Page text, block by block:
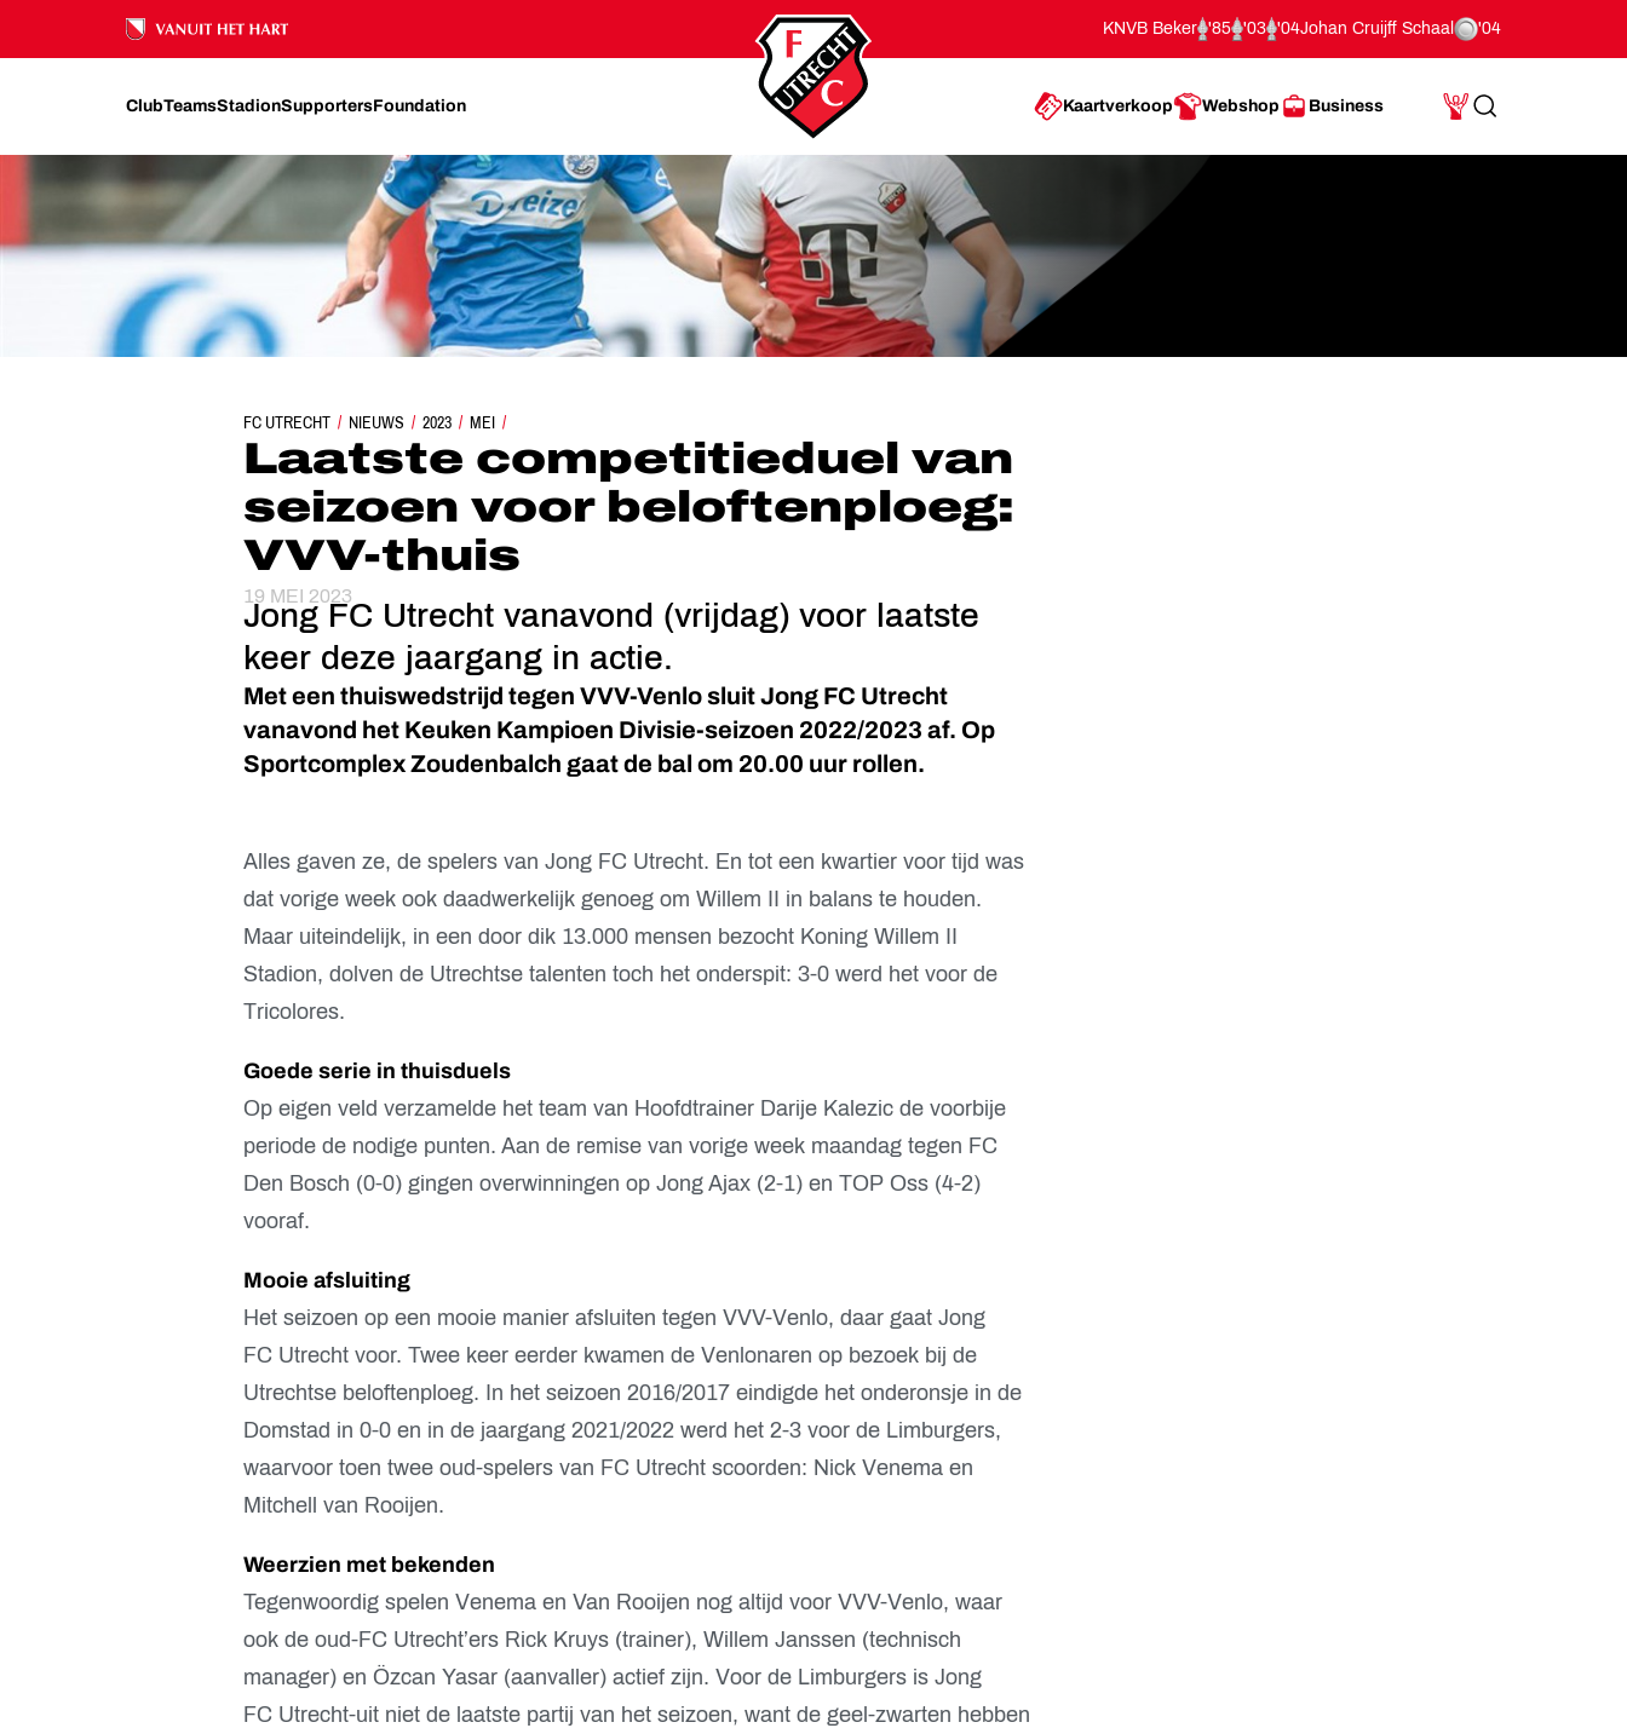
Ons nalatenschap
KNVB Beker '85 '03 '04Johan Cruijff Schaal '04
ClubTeamsStadionSupportersFoundation Kaartverkoop Webshop Business
Mijn Account
Search
FC UTRECHT NIEUWS 2023 MEI
LAATSTE COMPETITIEDUEL VAN SEIZOEN VOOR BELOFTENPLOEG: VVV-THUIS
Laatste competitieduel van
seizoen voor beloftenploeg:
VVV-thuis
19 MEI 2023
Jong FC Utrecht vanavond (vrijdag) voor laatste
keer deze jaargang in actie.
Met een thuiswedstrijd tegen VVV-Venlo sluit Jong FC Utrecht
vanavond het Keuken Kampioen Divisie-seizoen 2022/2023 af. Op
Sportcomplex Zoudenbalch gaat de bal om 20.00 uur rollen.
Alles gaven ze, de spelers van Jong FC Utrecht. En tot een kwartier voor tijd was
dat vorige week ook daadwerkelijk genoeg om Willem II in balans te houden.
Maar uiteindelijk, in een door dik 13.000 mensen bezocht Koning Willem II
Stadion, dolven de Utrechtse talenten toch het onderspit: 3-0 werd het voor de
Tricolores.
Goede serie in thuisduels
Op eigen veld verzamelde het team van Hoofdtrainer Darije Kalezic de voorbije
periode de nodige punten. Aan de remise van vorige week maandag tegen FC
Den Bosch (0-0) gingen overwinningen op Jong Ajax (2-1) en TOP Oss (4-2)
vooraf.
Mooie afsluiting
Het seizoen op een mooie manier afsluiten tegen VVV-Venlo, daar gaat Jong
FC Utrecht voor. Twee keer eerder kwamen de Venlonaren op bezoek bij de
Utrechtse beloftenploeg. In het seizoen 2016/2017 eindigde het onderonsje in de
Domstad in 0-0 en in de jaargang 2021/2022 werd het 2-3 voor de Limburgers,
waarvoor toen twee oud-spelers van FC Utrecht scoorden: Nick Venema en
Mitchell van Rooijen.
Weerzien met bekenden
Tegenwoordig spelen Venema en Van Rooijen nog altijd voor VVV-Venlo, waar
ook de oud-FC Utrecht’ers Rick Kruys (trainer), Willem Janssen (technisch
manager) en Özcan Yasar (aanvaller) actief zijn. Voor de Limburgers is Jong
FC Utrecht-uit niet de laatste partij van het seizoen, want de geel-zwarten hebben